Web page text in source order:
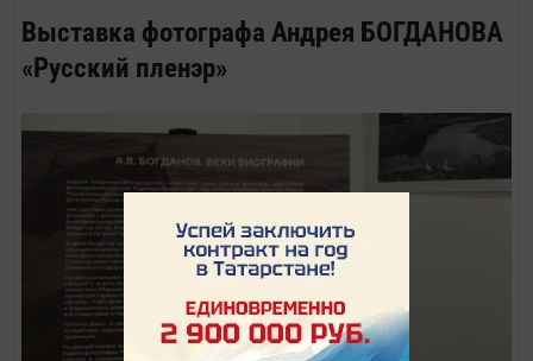
Выставка фотографа Андрея БОГДАНОВА
«Русский пленэр»